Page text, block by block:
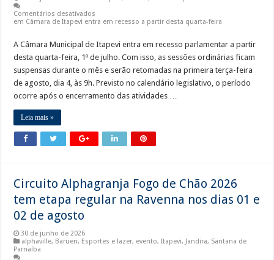
Comentários desativados
em Câmara de Itapevi entra em recesso a partir desta quarta-feira
A Câmara Municipal de Itapevi entra em recesso parlamentar a partir
desta quarta-feira, 1º de julho. Com isso, as sessões ordinárias ficam
suspensas durante o mês e serão retomadas na primeira terça-feira
de agosto, dia 4, às 9h. Previsto no calendário legislativo, o período
ocorre após o encerramento das atividades …
Leia mais »
Circuito Alphagranja Fogo de Chão 2026
tem etapa regular na Ravenna nos dias 01 e
02 de agosto
30 de junho de 2026
alphaville, Barueri, Esportes e lazer, evento,Itapevi, Jandira, Santana de
Parnaíba